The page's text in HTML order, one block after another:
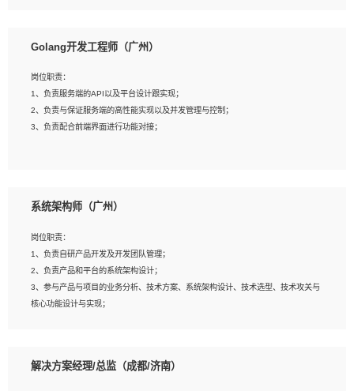
2、熟悉PostgreSQL、redis、MongoDB、ElasticSearch等开源数据库运维管理，
4、熟悉Hadoop、HBASE、Spark等大数据平台优先。
5、熟悉linux或任意一种unix操作系统，如有较强操作系统侧工作经验者优先。
6、具备丰富的项目实施经验，较强的自我学习能力。
Golang开发工程师（广州）
岗位职责：
1、负责服务端的API以及平台设计跟实现；
2、负责与保证服务端的高性能实现以及并发管理与控制；
3、负责配合前端界面进行功能对接；
2、1年以上Golang开发工作经验，能独立完成相应项目开发；
与实现，熟悉常用开源框架及设计模式；
4、熟悉Golang、连接池、消息队列等组件使用、熟悉后端开发、测试、调试流程
跟工具使用；
5、对技术有激情，喜欢钻研，能快速接受和掌握新技术，学习能力和工作责任心
强，良好的沟通表达能力和团队协作能力。
系统架构师（广州）
岗位职责：
1、负责自研产品开发及开发团队管理；
2、负责产品和平台的系统架构设计；
3、参与产品与项目的业务分析、技术方案、系统架构设计、技术选型、技术攻关与
核心功能设计与实现；
解决方案经理/总监（成都/济南）